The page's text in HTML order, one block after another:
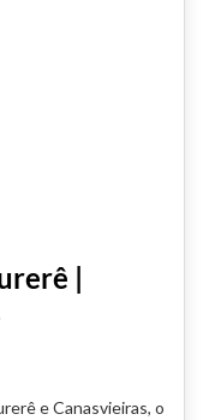
|
e Canasvieiras, o